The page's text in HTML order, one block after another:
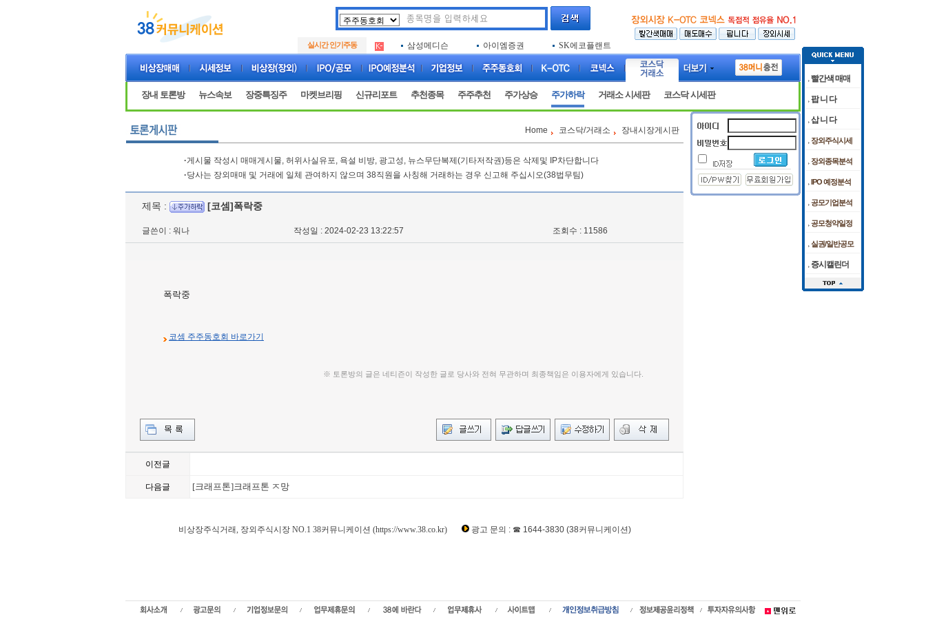
실시간 인기주동
. 아크로스 두나무
엑소코바이오
삼성메디슨 아이엠증권
SK에코플랜트
.
아크로스 두나무
엑소코바이오
.
아하 루켄테크놀러지 플럼라인생명과
장내 토론방 뉴스속보 장중특징주 마켓브리핑 신규리포트 추천종목 주주추천 주가상승 주가하락 거래소 시세판 코스닥 시세판
Home 코스닥/거래소 장내시장게시판
·게시물 작성시 매매게시물, 허위사실유포, 욕설 비방, 광고성, 뉴스무단복제(기타저작권)등은 삭제및 IP차단합니다
·당사는 장외매매 및 거래에 일체 관여하지 않으며 38직원을 사칭해 거래하는 경우 신고해 주십시오(38법무팀)
제목 : [코셈]폭락중
글쓴이 : 워나 작성일 : 2024-02-23 13:22:57 조회수 : 11586
폭락중
코셈 주주동호회 바로가기
※ 토론방의 글은 네티즌이 작성한 글로 당사와 전혀 무관하며 최종책임은 이용자에게 있습니다.
이전글
다음글 [크래프톤]크래프톤 ㅈ망
비상장주식거래, 장외주식시장 NO.1 38커뮤니케이션 (https://www.38.co.kr)
광고 문의 : ☎ 1644-3830 (38커뮤니케이션)
빨간색 매매
팝 니 다
삽 니 다
장외주식시세
장외종목분석
IPO 예정분석
공모기업분석
공모청약일정
실권/일반공모
증시캘린더